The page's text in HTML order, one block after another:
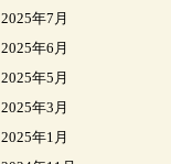
2025年7月
2025年6月
2025年5月
2025年3月
2025年1月